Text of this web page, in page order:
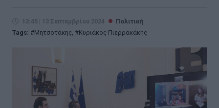
13:45 | 13 Σεπτεμβρίου 2024
Πολιτική
Tags:
Μητσοτάκης, Κυριάκος Πιερρακάκης